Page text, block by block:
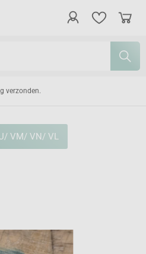
verzonden.
in NL.
VM/ VN/ VL